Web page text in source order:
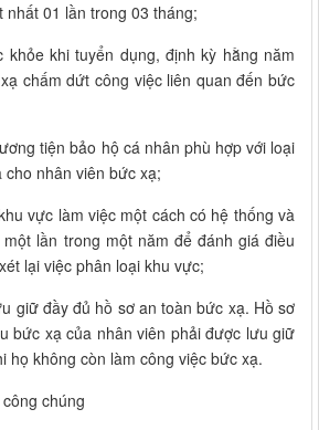
01 lần trong 03 tháng;
khi tuyển dụng, định kỳ hằng năm
chấm dứt công việc liên quan đến bức
tiện bảo hộ cá nhân phù hợp với loại
nhân viên bức xạ;
vực làm việc một cách có hệ thống và
lần trong một năm để đánh giá điều
lại việc phân loại khu vực;
giữ đầy đủ hồ sơ an toàn bức xạ. Hồ sơ
bức xạ của nhân viên phải được lưu giữ
họ không còn làm công việc bức xạ.
chúng